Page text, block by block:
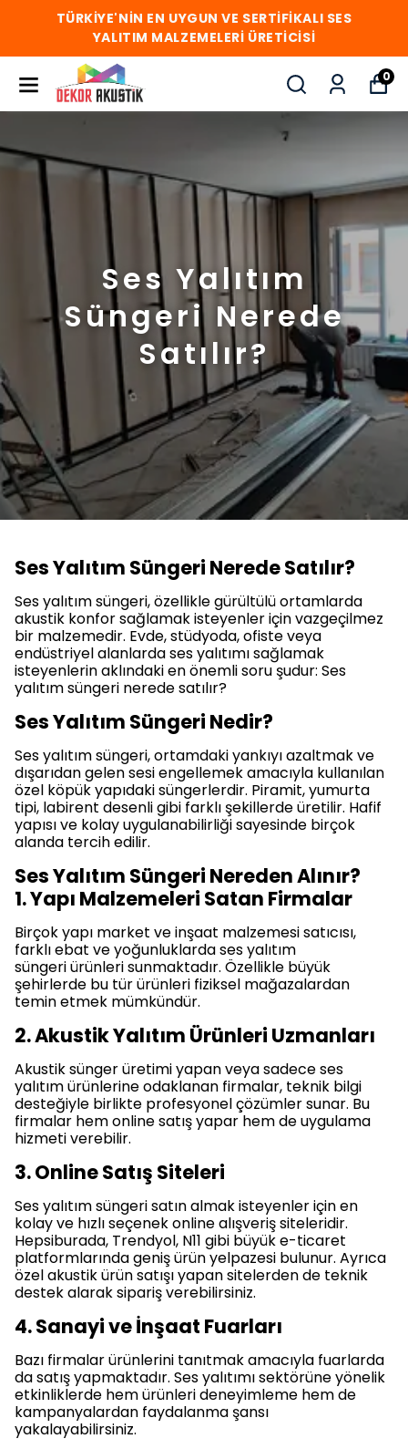
TÜRKİYE'NİN EN UYGUN VE SERTİFİKALI SES
YALITIM MALZEMELERİ ÜRETİCİSİ
0
Ses Yalıtım
Süngeri Nerede
Satılır?
Ses Yalıtım Süngeri Nerede Satılır?
Ses yalıtım süngeri, özellikle gürültülü ortamlarda
akustik konfor sağlamak isteyenler için vazgeçilmez
bir malzemedir. Evde, stüdyoda, ofiste veya
endüstriyel alanlarda ses yalıtımı sağlamak
isteyenlerin aklındaki en önemli soru şudur: Ses
yalıtım süngeri nerede satılır?
Ses Yalıtım Süngeri Nedir?
Ses yalıtım süngeri, ortamdaki yankıyı azaltmak ve
dışarıdan gelen sesi engellemek amacıyla kullanılan
özel köpük yapıdaki süngerlerdir. Piramit, yumurta
tipi, labirent desenli gibi farklı şekillerde üretilir. Hafif
yapısı ve kolay uygulanabilirliği sayesinde birçok
alanda tercih edilir.
Ses Yalıtım Süngeri Nereden Alınır?
1. Yapı Malzemeleri Satan Firmalar
Birçok yapı market ve inşaat malzemesi satıcısı,
farklı ebat ve yoğunluklarda ses yalıtım
süngeri ürünleri sunmaktadır. Özellikle büyük
şehirlerde bu tür ürünleri fiziksel mağazalardan
temin etmek mümkündür.
2. Akustik Yalıtım Ürünleri Uzmanları
Akustik sünger üretimi yapan veya sadece ses
yalıtım ürünlerine odaklanan firmalar, teknik bilgi
desteğiyle birlikte profesyonel çözümler sunar. Bu
firmalar hem online satış yapar hem de uygulama
hizmeti verebilir.
3. Online Satış Siteleri
Ses yalıtım süngeri satın almak isteyenler için en
kolay ve hızlı seçenek online alışveriş siteleridir.
Hepsiburada, Trendyol, N11 gibi büyük e-ticaret
platformlarında geniş ürün yelpazesi bulunur. Ayrıca
özel akustik ürün satışı yapan sitelerden de teknik
destek alarak sipariş verebilirsiniz.
4. Sanayi ve İnşaat Fuarları
Bazı firmalar ürünlerini tanıtmak amacıyla fuarlarda
da satış yapmaktadır. Ses yalıtımı sektörüne yönelik
etkinliklerde hem ürünleri deneyimleme hem de
kampanyalardan faydalanma şansı
yakalayabilirsiniz.